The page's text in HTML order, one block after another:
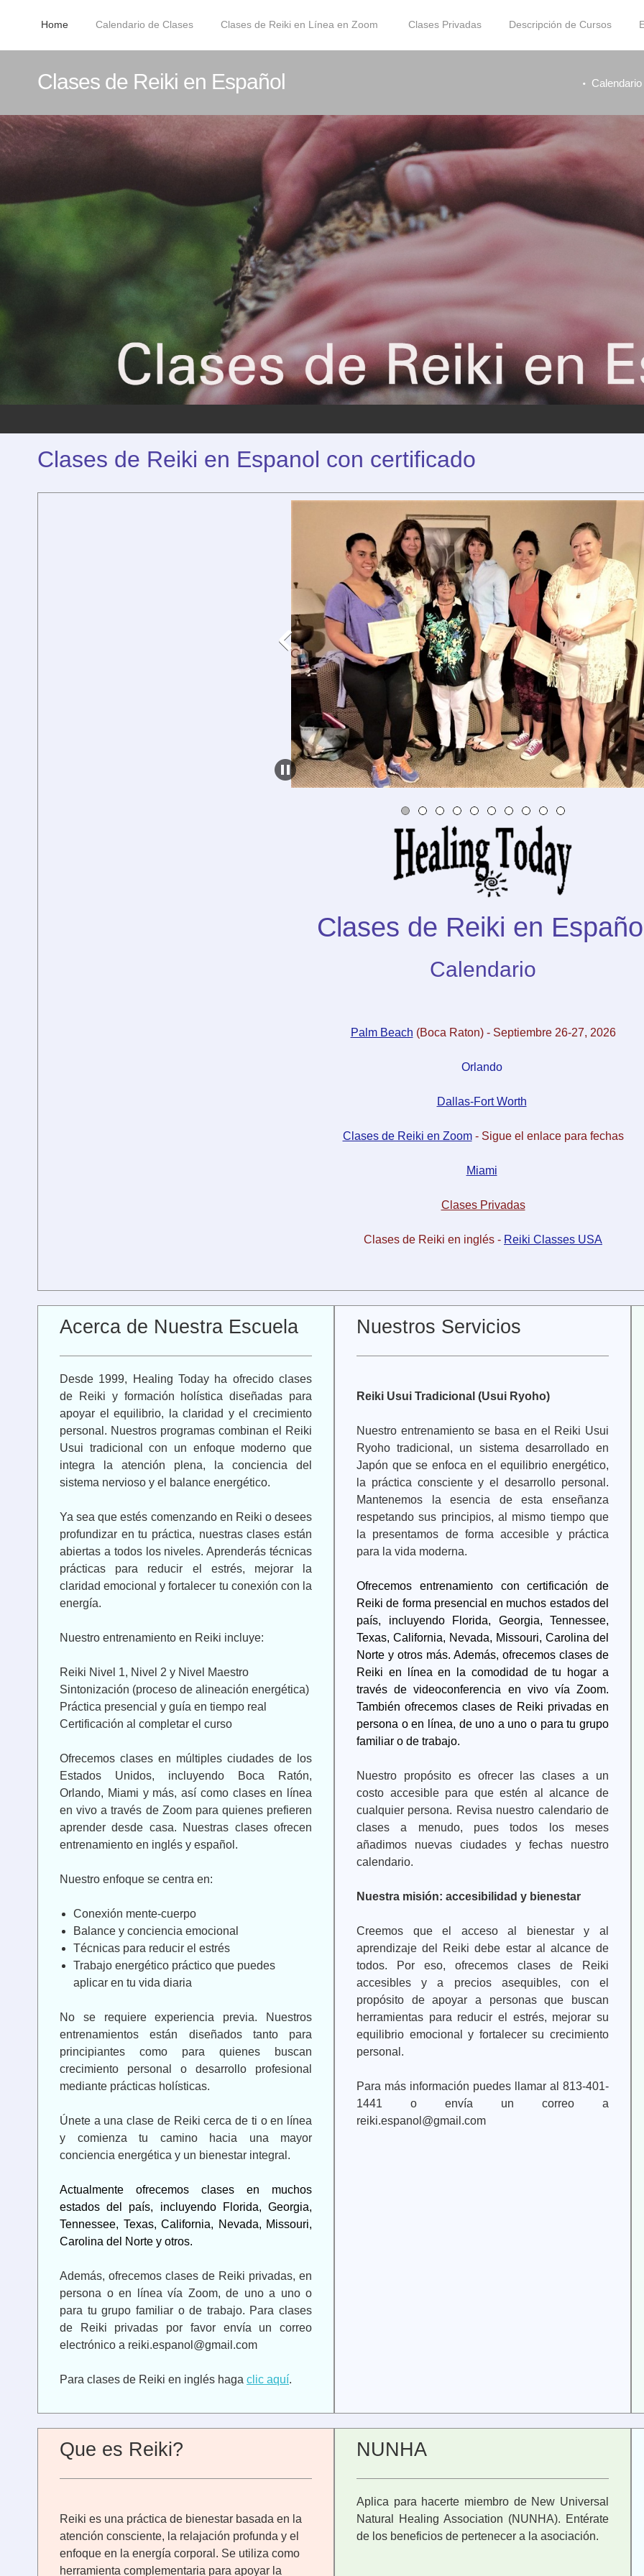
Home Calendario de Clases Clases de Reiki en Línea en Zoom Clases Privadas Descripción de Cursos
Clases de Reiki en Español
Clases de Reiki en Espanol con certificado
Clases de Reiki en
Calendario
Palm Beach (Boca Raton) - Septiembre 26-27, 2026
Orlando
Dallas-Fort Worth
Clases de Reiki en Zoom- Sigue el enlace para fechas
Miami
Clases Privadas
Clases de Reiki en inglés - Reiki Classes USA
Acerca de Nuestra Escuela
Desde 1999, Healing Today ha ofrecido clases
de Reiki y formación holística diseñadas para
apoyar el equilibrio, la claridad y el crecimiento
personal. Nuestros programas combinan el Reiki
Usui tradicional con un enfoque moderno que
integra la atención plena, la conciencia del
sistema nervioso y el balance energético.
Ya sea que estés comenzando en Reiki o desees
profundizar en tu práctica, nuestras clases están
abiertas a todos los niveles. Aprenderás técnicas
prácticas para reducir el estrés, mejorar la
claridad emocional y fortalecer tu conexión con la
energía.
Nuestro entrenamiento en Reiki incluye:
Reiki Nivel 1, Nivel 2 y Nivel Maestro
Sintonización (proceso de alineación energética)
Práctica presencial y guía en tiempo real
Certificación al completar el curso
Ofrecemos clases en múltiples ciudades de los
Estados Unidos, incluyendo Boca Ratón,
Orlando, Miami y más, así como clases en línea
en vivo a través de Zoom para quienes prefieren
aprender desde casa. Nuestras clases ofrecen
entrenamiento en inglés y español.
Nuestro enfoque se centra en:
Conexión mente-cuerpo
Balance y conciencia emocional
Técnicas para reducir el estrés
Trabajo energético práctico que puedes
aplicar en tu vida diaria
No se requiere experiencia previa. Nuestros
entrenamientos están diseñados tanto para
principiantes como para quienes buscan
crecimiento personal o desarrollo profesional
mediante prácticas holísticas.
Únete a una clase de Reiki cerca de ti o en línea
y comienza tu camino hacia una mayor
conciencia energética y un bienestar integral.
Actualmente ofrecemos clases en muchos
estados del país, incluyendo Florida, Georgia,
Tennessee, Texas, California, Nevada, Missouri,
Carolina del Norte y otros.
Además, ofrecemos clases de Reiki privadas, en
persona o en línea vía Zoom, de uno a uno o
para tu grupo familiar o de trabajo. Para clases
de Reiki privadas por favor envía un correo
electrónico a reiki.espanol@gmail.com
Para clases de Reiki en inglés haga clic aquí.
Nuestros Servicios
Reiki Usui Tradicional (Usui Ryoho)
Nuestro entrenamiento se basa en el Reiki Usui
Ryoho tradicional, un sistema desarrollado en
Japón que se enfoca en el equilibrio energético,
la práctica consciente y el desarrollo personal.
Mantenemos la esencia de esta enseñanza
respetando sus principios, al mismo tiempo que
la presentamos de forma accesible y práctica
para la vida moderna.
Ofrecemos entrenamiento con certificación de
Reiki de forma presencial en muchos estados del
país, incluyendo Florida, Georgia, Tennessee,
Texas, California, Nevada, Missouri, Carolina del
Norte y otros más. Además, ofrecemos clases de
Reiki en líneaen la comodidad de tu hogar a
través de videoconferencia en vivo vía Zoom.
También ofrecemos clases de Reiki privadas en
persona o en línea, de uno a uno o para tu grupo
familiar o de trabajo.
Nuestro propósito es ofrecer las clases a un
costo accesible para que estén al alcance de
cualquier persona. Revisa nuestro calendario de
clases a menudo, pues todos los meses
añadimos nuevas ciudades y fechas nuestro
calendario.
Nuestra misión: accesibilidad y bienestar
Creemos que el acceso al bienestar y al
aprendizaje del Reiki debe estar al alcance de
todos. Por eso, ofrecemos clases de Reiki
accesibles y a precios asequibles, con el
propósito de apoyar a personas que buscan
herramientas para reducir el estrés, mejorar su
equilibrio emocional y fortalecer su crecimiento
personal.
Para más información puedes llamar al 813-401-
1441 o envía un correo a
reiki.espanol@gmail.com
Que es Reiki?
Reiki es una práctica de bienestar basada en la
atención consciente, la relajación profunda y el
enfoque en la energía corporal. Se utiliza como
herramienta complementaria para apoyar la
NUNHA
Aplica para hacerte miembro de New Universal
Natural Healing Association (NUNHA). Entérate
de los beneficios de pertenecer a la asociación.